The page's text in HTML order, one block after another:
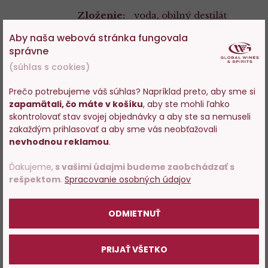
Zloženie: voda, obilný destilát
Mohlo by sa vám tiež páčiť
80%
Connemara Peated Single
Bushmills Malt 10 Years Old v
Aby naša webová stránka fungovala
správne
(súhlas s cookies)
Prečo potrebujeme váš súhlas? Napríklad preto, aby sme si
zapamätali, čo máte v košíku, aby ste mohli ľahko
skontrolovať stav svojej objednávky a aby ste sa nemuseli
zakaždým prihlasovať a aby sme vás neobťažovali
nevhodnou reklamou.
Ďakujeme, s vašimi údajmi budeme zaobchádzať s
rešpektom. Spracovanie osobných údajov
ODMIETNUŤ
PRIJAŤ VŠETKO
Vstupujete na stránky s
predajom alkoholu. Prosím
potvrďte, že Vám už bolo 18